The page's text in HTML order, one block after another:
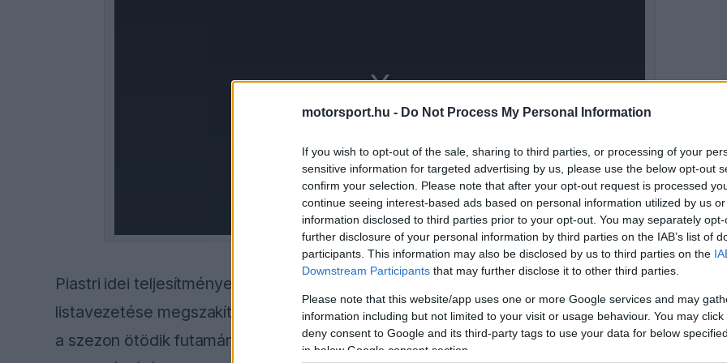
motorsport.hu - Do Not Process My Personal Information
If you wish to opt-out of the sale, sharing to third parties, or processing of your
sensitive information for targeted advertising by us, please use the below opt-out
confirm your selection. Please note that after your opt-out request is processed
continue seeing interest-based ads based on personal information utilized by us
information disclosed to third parties prior to your opt-out. You may separately
further disclosure of your personal information by third parties on the IAB’s list of
participants. This information may also be disclosed by us to third parties on the
Downstream Participants that may further disclose it to other third parties.
Please note that this website/app uses one or more Google services and may
information including but not limited to your visit or usage behaviour. You may
deny consent to Google and its third-party tags to use your data for below
in below Google consent section.
Piastri idei teljesítménye e tekintetben különösen figyelemre méltó, ugyanis a tizenöt
listavezetése megszakítás nélkül, egymást követően történt. A 24 éves versenyző még
a szezon ötödik futamán, Dzsiddában aratott győzelmével vette át a vezetést